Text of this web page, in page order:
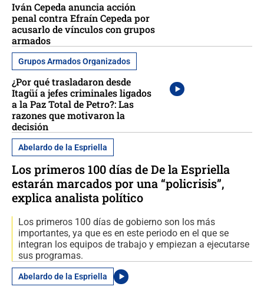
Iván Cepeda anuncia acción
penal contra Efraín Cepeda por
acusarlo de vínculos con grupos
armados
Grupos Armados Organizados
¿Por qué trasladaron desde
Itagüí a jefes criminales ligados
a la Paz Total de Petro?: Las
razones que motivaron la
decisión
Abelardo de la Espriella
Los primeros 100 días de De la Espriella
estarán marcados por una “policrisis”,
explica analista político
Los primeros 100 días de gobierno son los más
importantes, ya que es en este periodo en el que se
integran los equipos de trabajo y empiezan a ejecutarse
sus programas.
Abelardo de la Espriella